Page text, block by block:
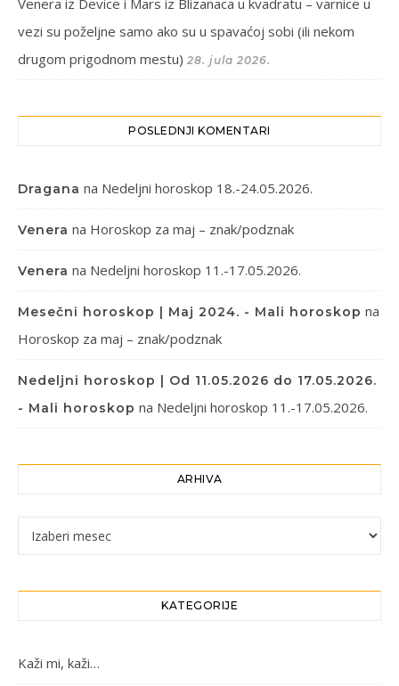
vezi su poželjne samo ako su u spavaćoj sobi (ili nekom
drugom prigodnom mestu) 28. jula 2026.
POSLEDNJI KOMENTARI
Dragana na Nedeljni horoskop 18.-24.05.2026.
Venera na Horoskop za maj – znak/podznak
Venera na Nedeljni horoskop 11.-17.05.2026.
Mesečni horoskop | Maj 2024. - Mali horoskop na
Horoskop za maj – znak/podznak
Nedeljni horoskop | Od 11.05.2026 do 17.05.2026.
- Mali horoskop na Nedeljni horoskop 11.-17.05.2026.
ARHIVA
KATEGORIJE
Kaži mi, kaži…